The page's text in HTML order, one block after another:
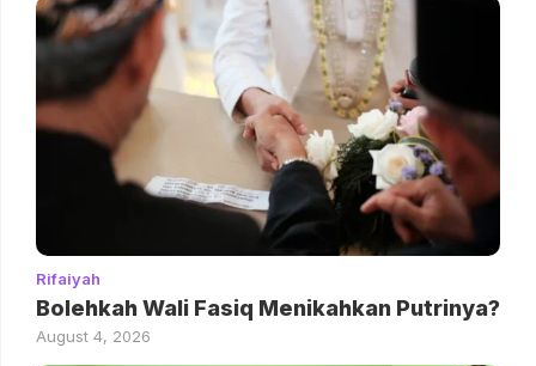
Rifaiyah
Bolehkah Wali Fasiq Menikahkan Putrinya?
August 4, 2026